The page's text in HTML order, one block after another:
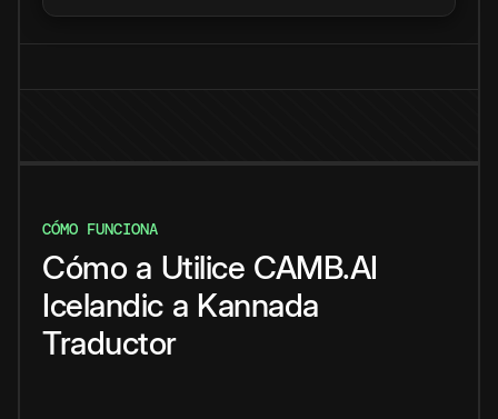
CÓMO FUNCIONA
Cómo a Utilice CAMB.AI
Icelandic a Kannada
Traductor